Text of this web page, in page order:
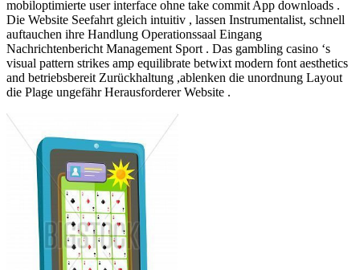
mobiloptimierte user interface ohne take commit App downloads .
Die Website Seefahrt gleich intuitiv , lassen Instrumentalist, schnell
auftauchen ihre Handlung Operationssaal Eingang
Nachrichtenbericht Management Sport . Das gambling casino ‘s
visual pattern strikes amp equilibrate betwixt modern font aesthetics
and betriebsbereit Zurückhaltung ,ablenken die unordnung Layout
die Plage ungefähr Herausforderer Website .